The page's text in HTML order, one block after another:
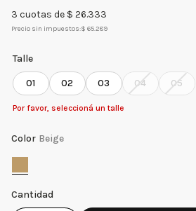
3 cuotas de $ 26.333
Precio sin impuestos:$ 65.289
Talle
01 02 03 04 05
Por favor, seleccioná un talle
Color Beige
Cantidad